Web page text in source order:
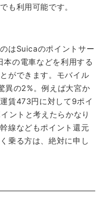
も利用可能です。
はSuicaのポイントサー
本の電車などを利用する
ができます。モバイル
異の2%。例えば大宮か
賃473円に対して9ポイ
ントと考えたらかなり
線などもポイント還元
乗る方は、絶対に申し